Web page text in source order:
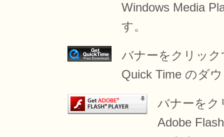
Windows Media
す。
バナーをクリッ
Quick Time のダ
バナーをク
Adobe